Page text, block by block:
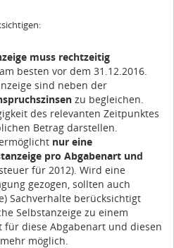
muss rechtzeitig
besten vor dem 31.12.2016.
sind neben der
zu begleichen.
des relevanten Zeitpunktes
Betrag darstellen.
nur eine
pro Abgabenart und
für 2012). Wird eine
gezogen, sollten auch
Sachverhalte berücksichtigt
Selbstanzeige zu einem
diese Abgabenart und diesen
möglich.